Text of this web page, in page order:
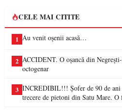
CELE MAI CITITE
1 Au venit oșenii acasă…
2 ACCIDENT. O oșancă din
octogenar
3 INCREDIBIL!!! Șofer de 90 de ani
trecere de pietoni din Satu Mare. O